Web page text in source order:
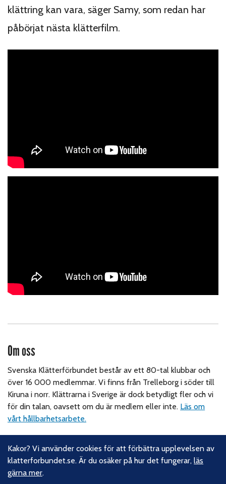
klättring kan vara, säger Samy, som redan har
påbörjat nästa klätterfilm.
Om oss
Svenska Klätterförbundet består av ett 80-tal klubbar och
över 16 000 medlemmar. Vi finns från Trelleborg i söder till
Kiruna i norr. Klättrarna i Sverige är dock betydligt fler och vi
för din talan, oavsett om du är medlem eller inte. Läs om
vårt hållbarhetsarbete.
Följ oss
Facebook
Kakor? Vi använder cookies för att förbättra upplevelsen av
klatterforbundet.se. Är du osäker på hur det fungerar,läs
gärna mer.